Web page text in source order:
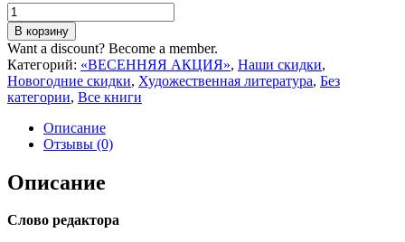
Количество
товара
Братьев
своих
ищи...
В корзину
Want a discount? Become a member.
Категорий: «ВЕСЕННЯЯ АКЦИЯ», Наши скидки,
Новогодние скидки, Художественная литература, Без
категории, Все книги
Описание
Отзывы (0)
Описание
Слово редактора